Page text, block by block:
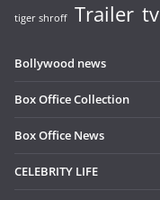
tiger shroff Trailer tv
Bollywood news
Box Office Collection
Box Office News
CELEBRITY LIFE